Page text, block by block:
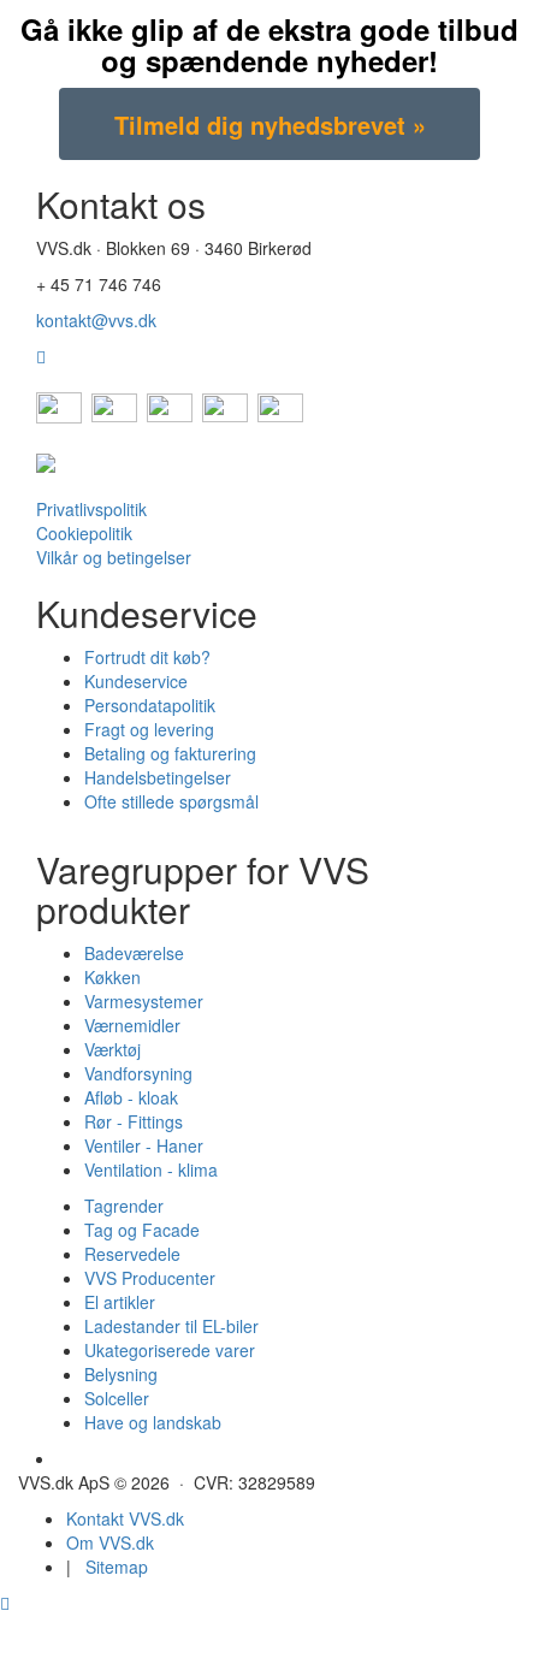
Gå ikke glip af de ekstra gode tilbud
og spændende nyheder!
Kontakt os
VVS.dk · Blokken 69 · 3460 Birkerød
+ 45 71 746 746
kontakt@vvs.dk
Privatlivspolitik
Cookiepolitik
Vilkår og betingelser
Kundeservice
Fortrudt dit køb?
Kundeservice
Persondatapolitik
Fragt og levering
Betaling og fakturering
Handelsbetingelser
Ofte stillede spørgsmål
Varegrupper for VVS
produkter
Badeværelse
Køkken
Varmesystemer
Værnemidler
Værktøj
Vandforsyning
Afløb - kloak
Rør - Fittings
Ventiler - Haner
Ventilation - klima
Tagrender
Tag og Facade
Reservedele
VVS Producenter
El artikler
Ladestander til EL-biler
Ukategoriserede varer
Belysning
Solceller
Have og landskab
VVS.dk ApS © 2026 · CVR: 32829589
Kontakt VVS.dk
Om VVS.dk
| Sitemap